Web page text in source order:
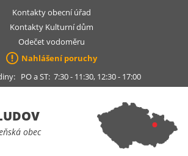
Kontakty obecní úřad
Kontakty Kulturní dům
Odečet vodoměru
Nahlášení poruchy
PO a ST: 7:30 - 11:30, 12:30 - 17:00
obec